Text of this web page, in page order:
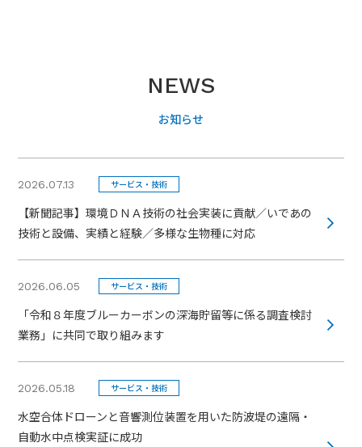
NEWS
お知らせ
2026.07.13 サービス・技術
【新聞記事】環境ＤＮＡ技術の社会実装に貢献／いであの
技術と設備、実績と経験／多様な生物種に対応
2026.06.05 サービス・技術
「令和８年度ブルーカーボンの深海貯留等に係る調査検討
業務」に共同で取り組みます
2026.05.18 サービス・技術
水空合体ドローンと音響測位装置を用いた防波堤の遠隔・
自動水中点検実証に成功